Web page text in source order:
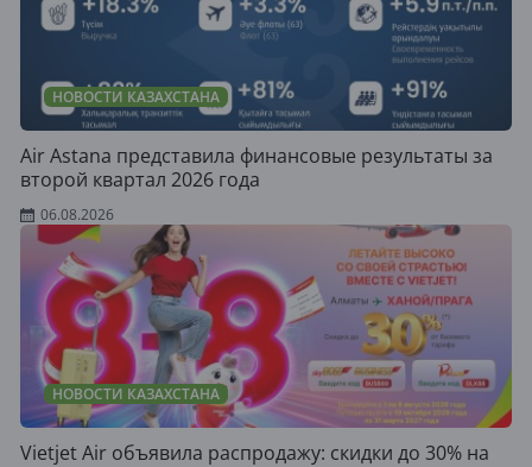
НОВОСТИ КАЗАХСТАНА
Air Astana представила финансовые результаты за
второй квартал 2026 года
06.08.2026
НОВОСТИ КАЗАХСТАНА
Vietjet Air объявила распродажу: скидки до 30% на